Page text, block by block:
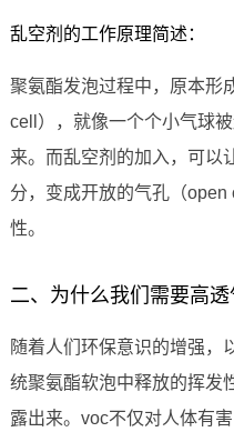
乱空剂的工作原理简述：
聚氨酯发泡过程中，原本形
cell），就像一个个小气球
来。而乱空剂的加入，可以
分，变成开放的气孔（
性。
二、为什么我们需要高透
随着人们环保意识的增强，
统聚氨酯软泡中释放的挥发
露出来。voc不仅对人体有